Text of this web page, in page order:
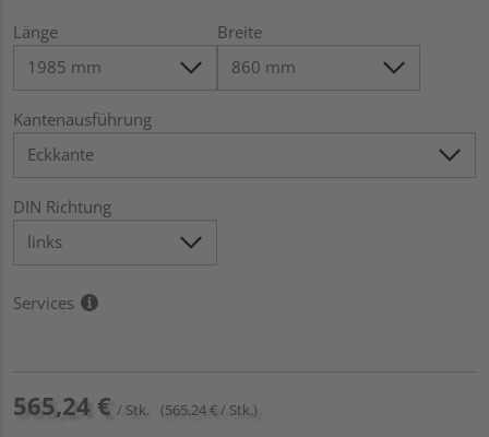
Länge Breite
Kantenausführung
DIN Richtung
Services
565,24 € / Stk. (565,24 € / Stk.)